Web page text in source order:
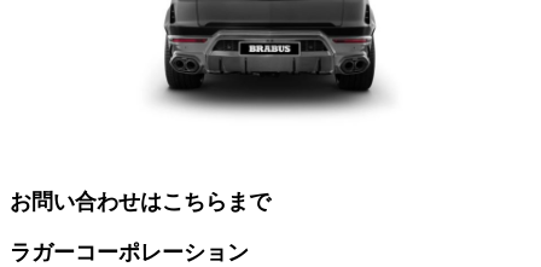
お問い合わせはこちらまで
ラガーコーポレーション